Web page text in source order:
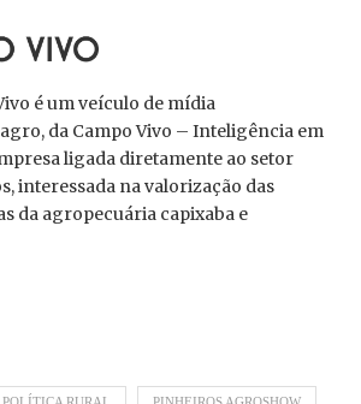
é um veículo de mídia
da Campo Vivo – Inteligência em
ligada diretamente ao setor
interessada na valorização das
da agropecuária capixaba e